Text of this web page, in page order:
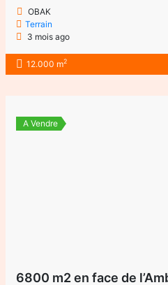
OBAK
Terrain
3 mois ago
12.000 m2
A Vendre